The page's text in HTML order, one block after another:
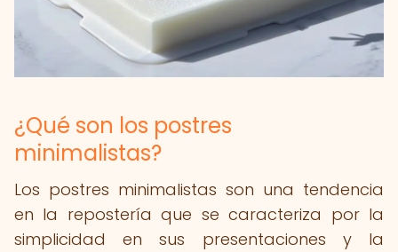
¿Qué son los postres
minimalistas?
Los postres minimalistas son una tendencia
en la repostería que se caracteriza por la
simplicidad en sus presentaciones y la